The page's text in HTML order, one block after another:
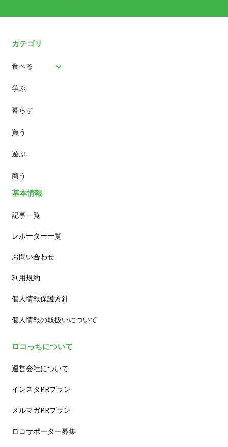
カテゴリ
食べる
パン
スイーツ
ランチ
カフェ
学ぶ
暮らす
買う
遊ぶ
商う
基本情報
記事一覧
レポーター一覧
お問い合わせ
利用規約
個人情報保護方針
個人情報の取扱いについて
ロコっちについて
運営会社について
インスタPRプラン
メルマガPRプラン
ロコサポーター募集